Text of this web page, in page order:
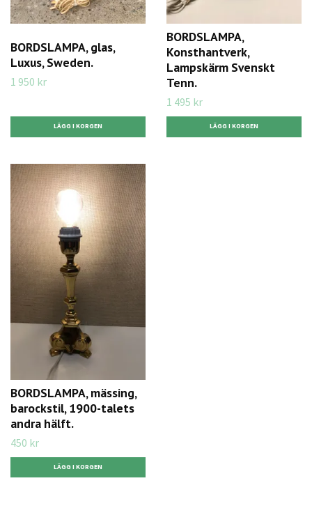
BORDSLAMPA, glas,
Luxus, Sweden.
1 950 kr
BORDSLAMPA,
Konsthantverk,
Lampskärm Svenskt
Tenn.
1 495 kr
BORDSLAMPA, mässing,
barockstil, 1900-talets
andra hälft.
450 kr